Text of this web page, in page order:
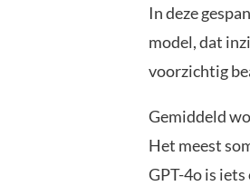
In deze
model, dat
voorzichtig
Gemiddeld
Het meest
GPT-4o is